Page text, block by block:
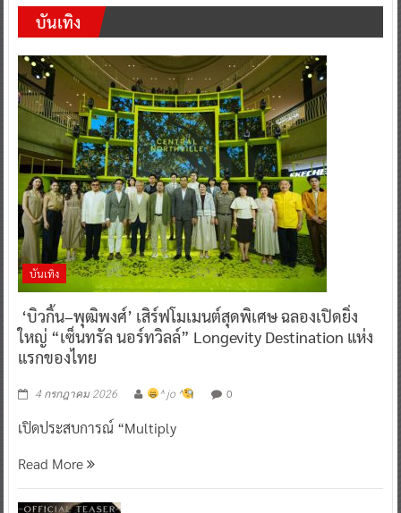
บันเทิง
บันเทิง
‘บิวกิ้น–พุฒิพงศ์’ เสิร์ฟโมเมนต์สุดพิเศษ ฉลองเปิดยิ่ง
ใหญ่ “เซ็นทรัล นอร์ทวิลล์” Longevity Destination แห่ง
แรกของไทย
4 กรกฎาคม 2026 ^ jo ^ 0
เปิดประสบการณ์ “Multiply
Read More